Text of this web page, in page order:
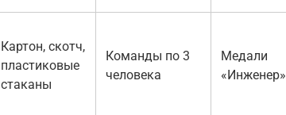
Картон, скотч,
пластиковые
стаканы
Команды по 3
человека
Медали
«Инженер»